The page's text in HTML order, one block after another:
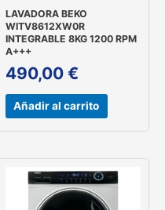
LAVADORA BEKO
WITV8612XW0R
INTEGRABLE 8KG 1200 RPM
A+++
490,00 €
Añadir al carrito